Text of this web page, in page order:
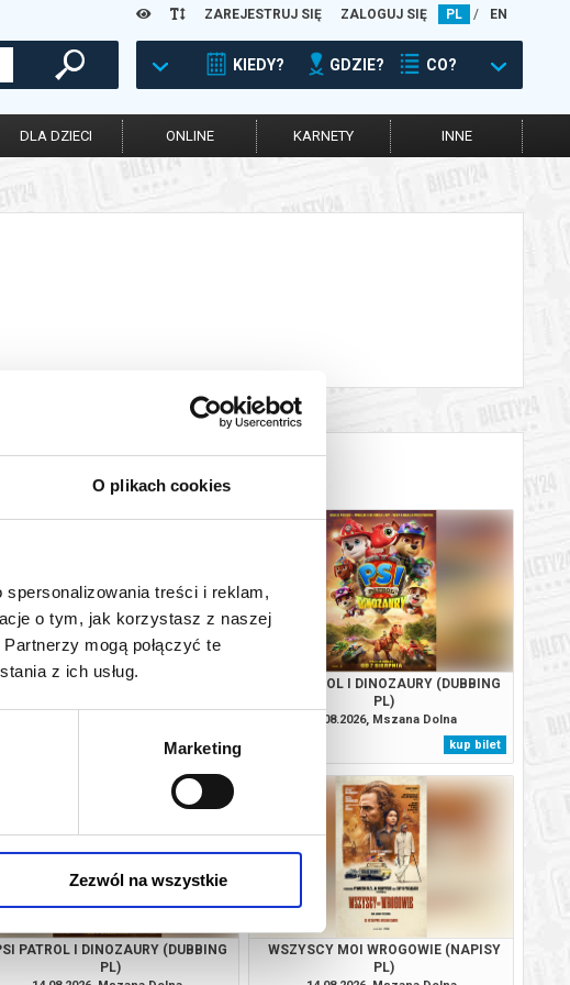
O plikach cookies
spersonalizowania treści i reklam,
o tym, jak korzystasz z naszej
mogą połączyć te
z ich usług.
Marketing
Zezwól na wszystkie
ZAREJESTRUJ SIĘ ZALOGUJ SIĘ PL / EN
KIEDY? GDZIE? CO?
DLA DZIECI ONLINE KARNETY INNE
MAN. CAŁKIEM NOWY DZIEŃ
kup bilet
PSI PATROL I DINOZAURY (DUBBING
PL)
09.08.2026, Mszana Dolna
kup bilet
PATROL I DINOZAURY (DUBBING
PL)
WSZYSCY MOI WROGOWIE (NAPISY
PL)